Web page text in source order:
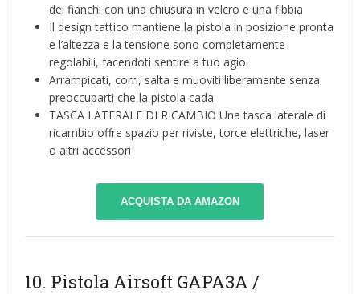
dei fianchi con una chiusura in velcro e una fibbia
Il design tattico mantiene la pistola in posizione pronta
e l’altezza e la tensione sono completamente
regolabili, facendoti sentire a tuo agio.
Arrampicati, corri, salta e muoviti liberamente senza
preoccuparti che la pistola cada
TASCA LATERALE DI RICAMBIO Una tasca laterale di
ricambio offre spazio per riviste, torce elettriche, laser
o altri accessori
ACQUISTA DA AMAZON
10. Pistola Airsoft GAPA3A /